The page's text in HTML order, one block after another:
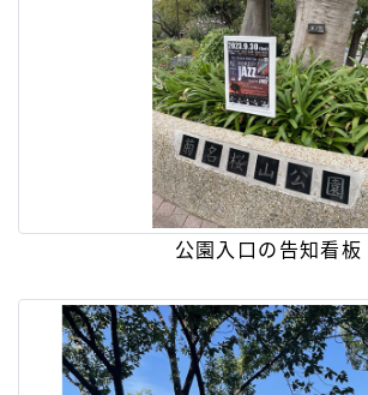
公園入口の告知看板